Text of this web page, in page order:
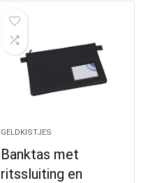
GELDKISTJES
Banktas met
ritssluiting en